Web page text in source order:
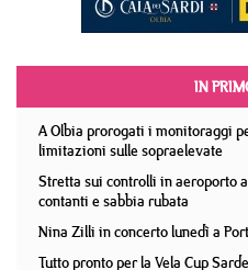
IN
A Olbia prorogati i monitoraggi
limitazioni sulle sopraelevate
Stretta sui controlli in aeroporto
contanti e sabbia rubata
Nina Zilli in concerto lunedì a
Tutto pronto per la Vela Cup